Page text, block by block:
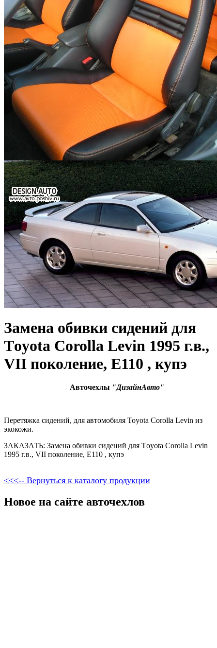
Замена обивки сидений для
Тoyota Corolla Levin 1995 г.в.,
VII поколение, E110 , купэ
Авточехлы "ДизайнАвто"
Перетяжка сидений, для автомобиля Toyota Corolla Levin из
экокожи.
ЗАКАЗАТЬ: Замена обивки сидений для Тoyota Corolla Levin
1995 г.в., VII поколение, E110 , купэ
<<<-- Вернуться к каталогу продукции
Новое на сайте авточехлов